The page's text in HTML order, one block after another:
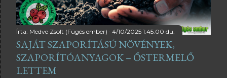
Írta: Medve Zsolt (Fügés ember) 4/10/2025 1:45:00 du.
SAJÁT SZAPORÍTÁSÚ NÖVÉNYEK,
SZAPORÍTÓANYAGOK – ŐSTERMELŐ
LETTEM